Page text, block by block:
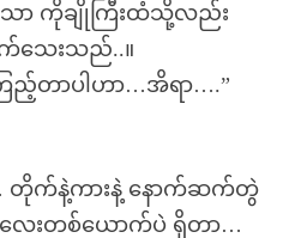
ော ကိုချိုကြီးထံသို့လည်း
သေးသည်..။
ည့်တာပါဟာ…အိရာ….”
တိုက်နဲ့ကားနဲ့ နောက်ဆက်တွဲ
းတစ်ယောက်ပဲ ရှိတာ…